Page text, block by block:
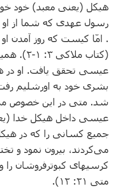
هیکل (یعنی معبد) خود
رسول عهدی که شما از
. امّا کیست که روز آمدن
(کتاب
عیسی تحقق یافت. او در
بشری خود به اورشلیم
شد. متی در این خصوص
عیسی داخل هیکل خدا
جمیع کسانی را که در
می‌کردند، بیرون نمود و
کرسیهای کبوترفروشان
متی ۲۱: ‏۱۲).